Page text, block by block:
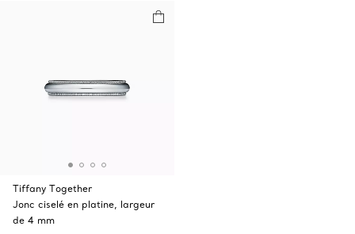
Tiffany Together
Jonc ciselé en platine, largeur
de 4 mm